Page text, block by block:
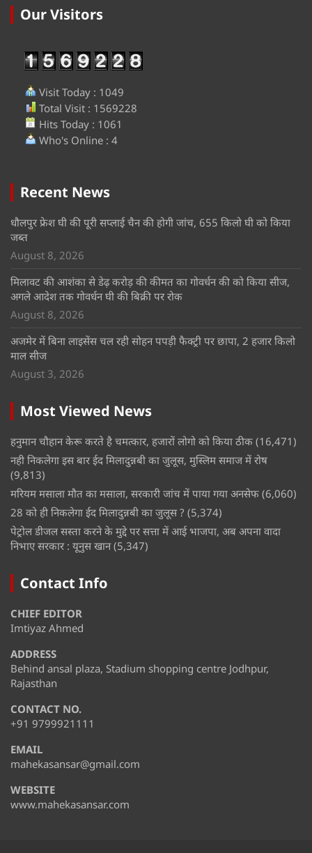
Our Visitors
Visit Today : 1049
Total Visit : 1569228
Hits Today : 1061
Who's Online : 4
Recent News
धौलपुर फ्रेश घी की पूरी सप्लाई चैन की होगी जांच, 655 किलो घी को किया
जब्त
August 8, 2026
मिलावट की आशंका से डेढ़ करोड़ की कीमत का गोवर्धन की को किया सीज,
अगले आदेश तक गोवर्धन घी की बिक्री पर रोक
August 8, 2026
अजमेर में बिना लाइसेंस चल रही सोहन पपड़ी फैक्ट्री पर छापा, 2 हजार किलो
माल सीज
August 3, 2026
Most Viewed News
हनुमान चौहान केरू करते है चमत्कार, हजारों लोगो को किया ठीक (16,471)
नही निकलेगा इस बार ईद मिलादुन्नबी का जुलूस, मुस्लिम समाज में रोष
(9,813)
मरियम मसाला मौत का मसाला, सरकारी जांच में पाया गया अनसेफ (6,060)
28 को ही निकलेगा ईद मिलादुन्नबी का जुलूस ? (5,374)
पेट्रोल डीजल सस्ता करने के मुद्दे पर सत्ता में आई भाजपा, अब अपना वादा
निभाए सरकार : यूनुस खान (5,347)
Contact Info
CHIEF EDITOR
Imtiyaz Ahmed
ADDRESS
Behind ansal plaza, Stadium shopping centre Jodhpur,
Rajasthan
CONTACT NO.
+91 9799921111
EMAIL
mahekasansar@gmail.com
WEBSITE
www.mahekasansar.com